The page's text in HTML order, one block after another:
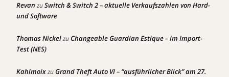
Revan zuSwitch & Switch 2 – aktuelle Verkaufszahlen von Hard-
und Software
Thomas NickelzuChangeable Guardian Estique – im Import-
Test (NES)
KahlmoixzuGrand Theft Auto VI – “ausführlicher Blick” am 27.